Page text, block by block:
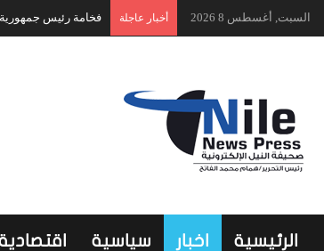
السبت, أغسطس 8 2026 أخبار عاجلة فخامة رئيس جمهورية
الرئيسية اخبار سياسية